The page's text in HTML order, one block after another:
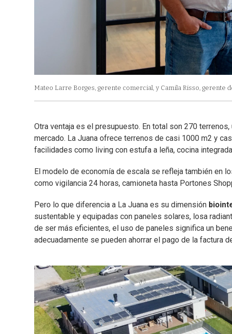
Mateo Larre Borges, gerente comercial, y Camila Risso, gerente
Otra ventaja es el presupuesto. En total son 270
mercado. La Juana ofrece terrenos de casi 1000 m2 y
facilidades como living con estufa a leña, cocina
El modelo de economía de escala se refleja también en
como vigilancia 24 horas, camioneta hasta Portones
Pero lo que diferencia a La Juana es su dimensión
sustentable y equipadas con paneles solares, losa
de ser más eficientes, el uso de paneles significa un
adecuadamente se pueden ahorrar el pago de la factura